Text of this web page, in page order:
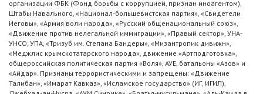
организации ФБК (Фонд борьбы с коррупцией, признан иноагентом),
Штабы Навального, «Национал-большевистская партия», «Свидетели
Иеговы», «Армия воли народа», «Русский общенациональный союз»,
«Движение против нелегальной иммиграции», «Правый сектор», УНА-
УНСО, УПА, «Тризуб им. Степана Бандеры», «Мизантропик дивижн»,
«Меджлис крымскотатарского народа», движение «Артподготовка»,
общероссийская политическая партия «Воля», АУЕ, батальоны «Азов» и
«Айдар». Признаны террористическими и запрещены: «Движение
Талибан», «Имарат Кавказ», «Исламское государство» (ИГ, ИГИЛ),